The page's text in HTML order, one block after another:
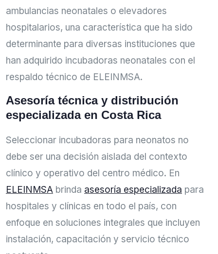
ambulancias neonatales o elevadores
hospitalarios, una característica que ha sido
determinante para diversas instituciones que
han adquirido incubadoras neonatales con el
respaldo técnico de ELEINMSA.
Asesoría técnica y distribución
especializada en Costa Rica
Seleccionar incubadoras para neonatos no
debe ser una decisión aislada del contexto
clínico y operativo del centro médico. En
ELEINMSA brinda asesoría especializada para
hospitales y clínicas en todo el país, con
enfoque en soluciones integrales que incluyen
instalación, capacitación y servicio técnico